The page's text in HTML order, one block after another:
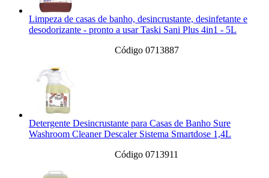
Limpeza de casas de banho, desincrustante, desinfetante e
desodorizante - pronto a usar Taski Sani Plus 4in1 - 5L
Código 0713887
Detergente Desincrustante para Casas de Banho Sure
Washroom Cleaner Descaler Sistema Smartdose 1,4L
Código 0713911